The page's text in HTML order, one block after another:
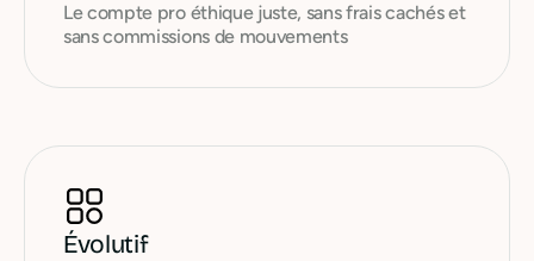
Le compte pro éthique juste, sans frais cachés et
sans commissions de mouvements
Évolutif